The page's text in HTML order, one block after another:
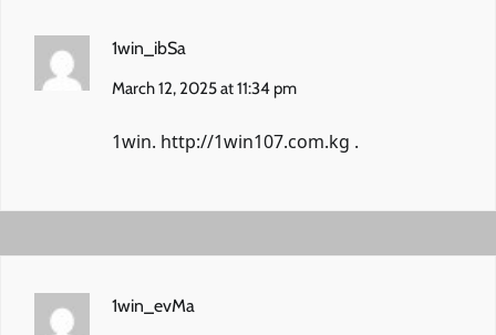
1win_ibSa
March 12, 2025 at 11:34 pm
1win. http://1win107.com.kg .
1win_evMa